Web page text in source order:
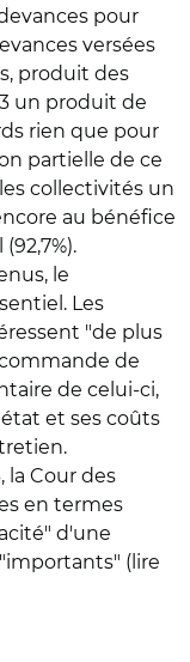
pour
versées
produit des
un produit de
rien que pour
partielle de ce
collectivités un
au bénéfice
le
Les
"de plus
de
de celui-ci,
et ses coûts
la Cour des
en termes
d'une
(lire